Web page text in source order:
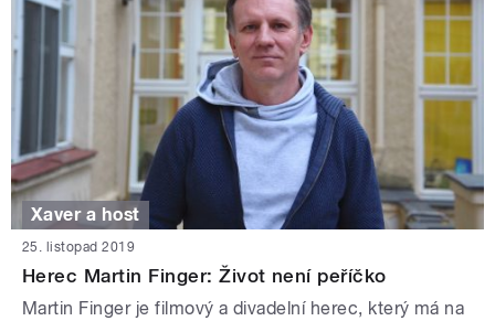
Xaver a host
25. listopad 2019
Herec Martin Finger: Život není peříčko
Martin Finger je filmový a divadelní herec, který má na